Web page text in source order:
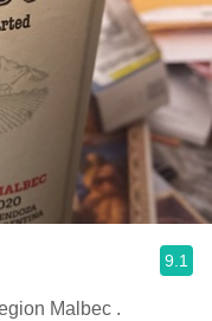
9.1
Malbec .